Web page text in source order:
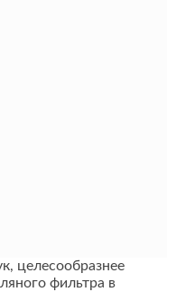
целесообразнее
фильтра в